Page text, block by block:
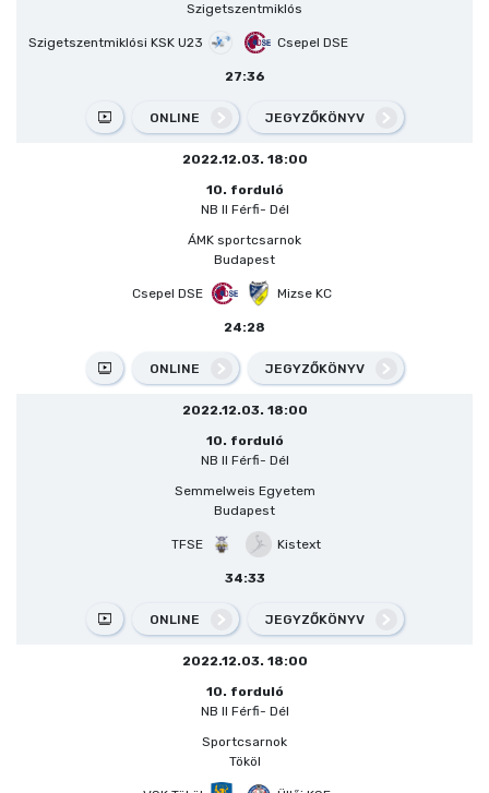
Szigetszentmiklós
Szigetszentmiklósi KSK U23 Csepel DSE
27:36
ONLINE JEGYZŐKÖNYV
2022.12.03. 18:00
10. forduló
NB II Férfi- Dél
ÁMK sportcsarnok
Budapest
Csepel DSE Mizse KC
24:28
ONLINE JEGYZŐKÖNYV
2022.12.03. 18:00
10. forduló
NB II Férfi- Dél
Semmelweis Egyetem
Budapest
TFSE Kistext
34:33
ONLINE JEGYZŐKÖNYV
2022.12.03. 18:00
10. forduló
NB II Férfi- Dél
Sportcsarnok
Tököl